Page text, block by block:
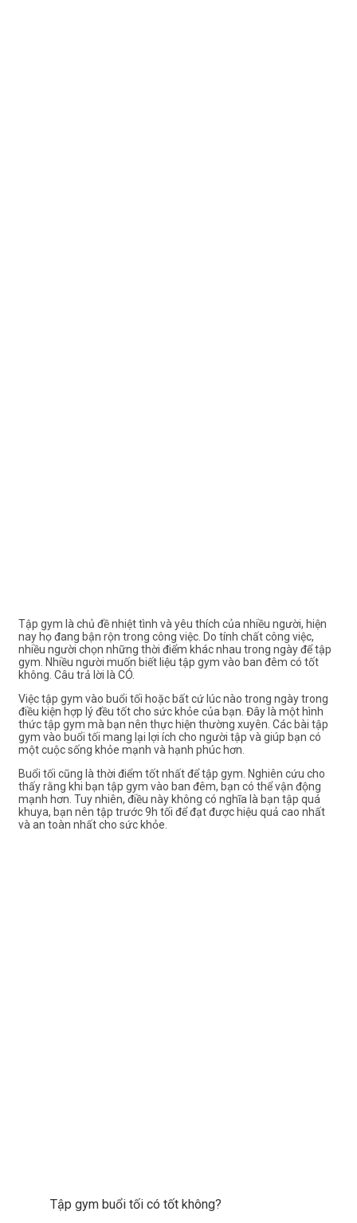
Tập gym là chủ đề nhiệt tình và yêu thích của nhiều người, hiện
nay họ đang bận rộn trong công việc. Do tính chất công việc,
nhiều người chọn những thời điểm khác nhau trong ngày để tập
gym. Nhiều người muốn biết liệu tập gym vào ban đêm có tốt
không. Câu trả lời là CÓ.
Việc tập gym vào buổi tối hoặc bất cứ lúc nào trong ngày trong
điều kiện hợp lý đều tốt cho sức khỏe của bạn. Đây là một hình
thức tập gym mà bạn nên thực hiện thường xuyên. Các bài tập
gym vào buổi tối mang lại lợi ích cho người tập và giúp bạn có
một cuộc sống khỏe mạnh và hạnh phúc hơn.
Buổi tối cũng là thời điểm tốt nhất để tập gym. Nghiên cứu cho
thấy rằng khi bạn tập gym vào ban đêm, bạn có thể vận động
mạnh hơn. Tuy nhiên, điều này không có nghĩa là bạn tập quá
khuya, bạn nên tập trước 9h tối để đạt được hiệu quả cao nhất
và an toàn nhất cho sức khỏe.
Tập gym buổi tối có tốt không?